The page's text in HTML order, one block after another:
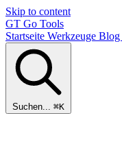
Skip to content
GT Go Tools
Startseite Werkzeuge Blog
Suchen... ⌘K